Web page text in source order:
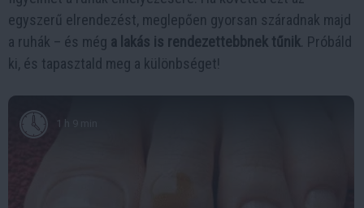
egyszerű elrendezést, meglepően gyorsan száradnak majd
a ruhák – és még a lakás is rendezettebbnek tűnik . Próbáld
ki, és tapasztald meg a különbséget!
1 h 9 min